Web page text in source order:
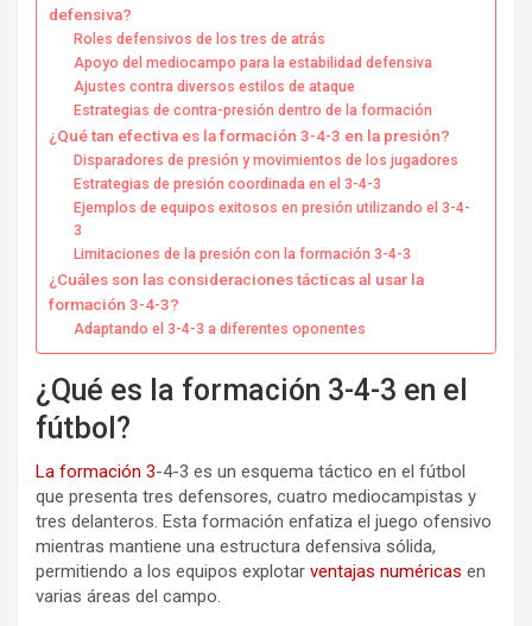
defensiva?
Roles defensivos de los tres de atrás
Apoyo del mediocampo para la estabilidad defensiva
Ajustes contra diversos estilos de ataque
Estrategias de contra-presión dentro de la formación
¿Qué tan efectiva es la formación 3-4-3 en la presión?
Disparadores de presión y movimientos de los jugadores
Estrategias de presión coordinada en el 3-4-3
Ejemplos de equipos exitosos en presión utilizando el 3-4-
3
Limitaciones de la presión con la formación 3-4-3
¿Cuáles son las consideraciones tácticas al usar la
formación 3-4-3?
Adaptando el 3-4-3 a diferentes oponentes
¿Qué es la formación 3-4-3 en el
fútbol?
La formación 3-4-3 es un esquema táctico en el fútbol
que presenta tres defensores, cuatro mediocampistas y
tres delanteros. Esta formación enfatiza el juego ofensivo
mientras mantiene una estructura defensiva sólida,
permitiendo a los equipos explotar ventajas numéricas en
varias áreas del campo.